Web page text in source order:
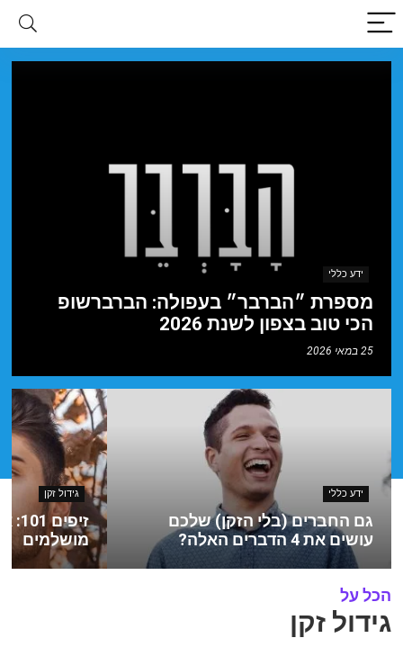
ידע כללי
מספרת ״הברבר״ בעפולה: הברברשופ
הכי טוב בצפון לשנת 2026
25 במאי 2026
ידע כללי
גם החברים (בלי הזקן) שלכם
עושים את 4 הדברים האלה?
גידול זקן
מושלמים
הכל על
גידול זקן